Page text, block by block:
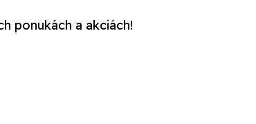
ponukách a akciách!